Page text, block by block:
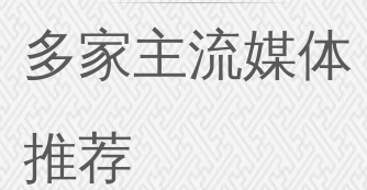
多家主流媒体
推荐